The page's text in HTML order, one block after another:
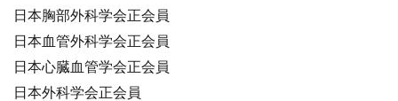
日本胸部外科学会正会員
日本血管外科学会正会員
日本心臓血管学会正会員
日本外科学会正会員